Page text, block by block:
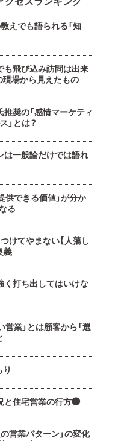
えでも語られる「知
も飛び込み訪問は出来
現場から見えたもの
奨の「感情マーケティ
」とは？
は一般論だけでは語れ
供できる価値」が分か
る
けてやまない【人蕩し
義
く打ち出してはいけな
営業」とは顧客から「選
と住宅営業の行方❶
の営業パターン」の変化